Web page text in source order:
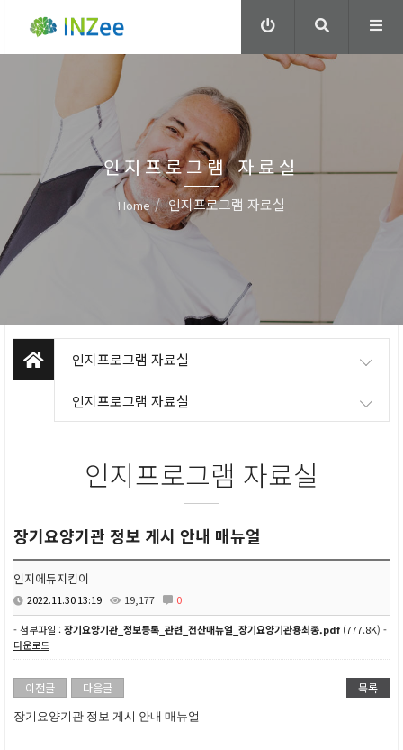
인지프로그램 자료실
Home 인지프로그램 자료실
인지프로그램 자료실
인지프로그램 자료실
인지프로그램 자료실
장기요양기관 정보 게시 안내 매뉴얼
인지에듀지킴이
2022.11.30 13:19 19,177 0
- 첨부파일 :장기요양기관_정보등록_관련_전산매뉴얼_장기요양기관용최종.pdf(777.8K) -
다운로드
이전글 다음글 목록
장기요양기관 정보 게시 안내 매뉴얼